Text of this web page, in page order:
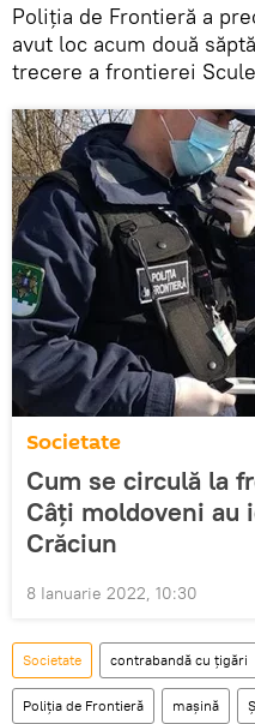
Poliția de Frontieră a
avut loc acum două
trecere a frontierei
Societate
Cum se circulă la
Câți moldoveni au
Crăciun
8 Ianuarie 2022, 10:30
Societate contrabandă cu țigări
Poliția de Frontieră mașină